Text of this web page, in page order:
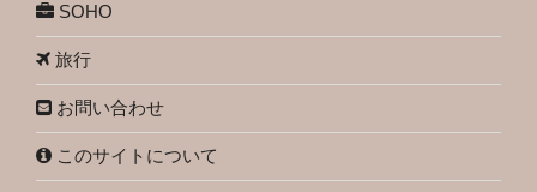
SOHO
旅行
お問い合わせ
このサイトについて